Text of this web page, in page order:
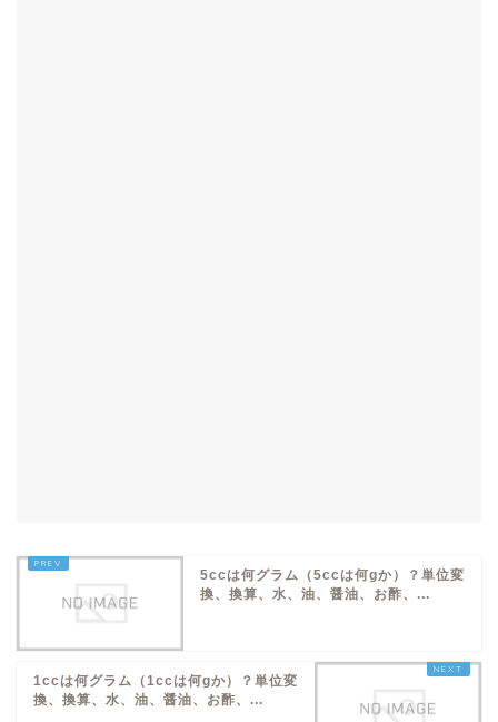
5ccは何グラム（5ccは何gか）？単位変
換、換算、水、油、醤油、お酢、...
1ccは何グラム（1ccは何gか）？単位変
換、換算、水、油、醤油、お酢、...